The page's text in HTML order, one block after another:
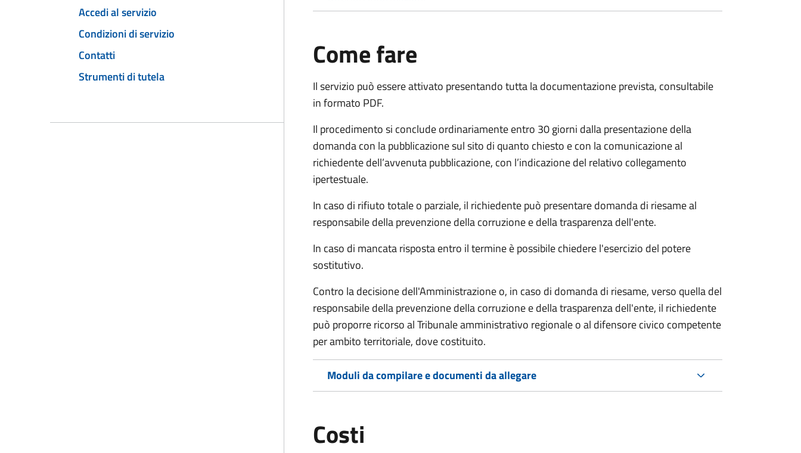
Accedi al servizio
Condizioni di servizio
Contatti
Strumenti di tutela
Come fare
Il servizio può essere attivato presentando tutta la documentazione prevista, consultabile
in formato PDF.
Il procedimento si conclude ordinariamente entro 30 giorni dalla presentazione della
domanda con la pubblicazione sul sito di quanto chiesto e con la comunicazione al
richiedente dell’avvenuta pubblicazione, con l’indicazione del relativo collegamento
ipertestuale.
In caso di rifiuto totale o parziale, il richiedente può presentare domanda di riesame al
responsabile della prevenzione della corruzione e della trasparenza dell'ente.
In caso di mancata risposta entro il termine è possibile chiedere l'esercizio del potere
sostitutivo.
Contro la decisione dell'Amministrazione o, in caso di domanda di riesame, verso quella del
responsabile della prevenzione della corruzione e della trasparenza dell'ente, il richiedente
può proporre ricorso al Tribunale amministrativo regionale o al difensore civico competente
per ambito territoriale, dove costituito.
Moduli da compilare e documenti da allegare
Costi